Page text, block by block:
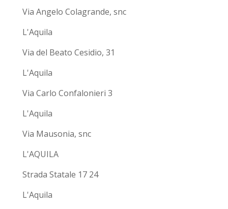
Via Angelo Colagrande, snc
L'Aquila
Via del Beato Cesidio, 31
L'Aquila
Via Carlo Confalonieri 3
L'Aquila
Via Mausonia, snc
L'AQUILA
Strada Statale 17 24
L'Aquila